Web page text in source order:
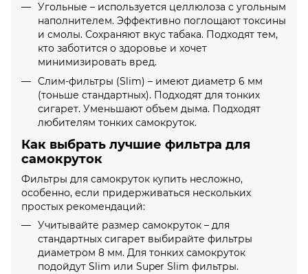
Угольные – используется целлюлоза с угольным
наполнителем. Эффективно поглощают токсины
и смолы. Сохраняют вкус табака. Подходят тем,
кто заботится о здоровье и хочет
минимизировать вред.
Слим-фильтры (Slim) – имеют диаметр 6 мм
(тоньше стандартных). Подходят для тонких
сигарет. Уменьшают объем дыма. Подходят
любителям тонких самокруток.
Как выбрать лучшие фильтра для
самокруток
Фильтры для самокруток купить несложно,
особенно, если придерживаться нескольких
простых рекомендаций:
Учитывайте размер самокруток – для
стандартных сигарет выбирайте фильтры
диаметром 8 мм. Для тонких самокруток
подойдут Slim или Super Slim фильтры.